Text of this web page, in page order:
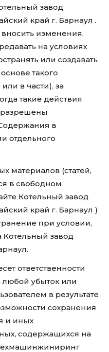
завод
край г. Барнаул .
изменения,
на условиях
или создавать
такого
в части), за
такие действия
в
отдельного
материалов (статей,
в свободном
Котельный завод
край г. Барнаул )
при условии,
Котельный завод
ответственности
любой убыток или
в результате
сохранения
и иных
содержащихся на